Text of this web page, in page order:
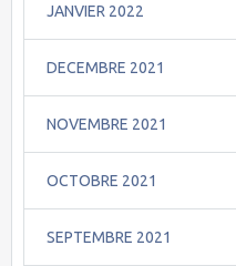
JANVIER 2022
DECEMBRE 2021
NOVEMBRE 2021
OCTOBRE 2021
SEPTEMBRE 2021